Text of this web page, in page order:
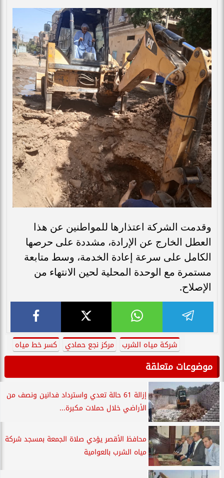
وقدمت الشركة اعتذارها للمواطنين عن هذا
العطل الخارج عن الإرادة، مشددة على حرصها
الكامل على سرعة إعادة الخدمة، وسط متابعة
مستمرة مع الوحدة المحلية لحين الانتهاء من
الإصلاح.
شركة مياه الشرب مركز نجع حمادي كسر خط مياه
موضوعات متعلقة
إزالة 61 حالة تعدي واسترداد فدانين ونصف من
الأراضي خلال حملات مكبرة...
محافظ الأقصر يؤدي صلاة الجمعة بمسجد شركة
مياه الشرب بالعوامية